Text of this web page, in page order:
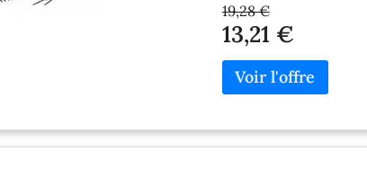
Caractéristiques
meilleure longévité
techniques Longueur
19,28 €
13,21 €